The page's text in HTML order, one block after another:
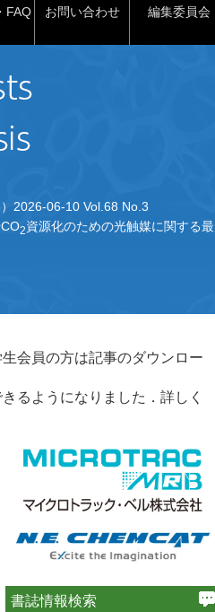
FAQ お問い合わせ 編集委員会
2026-06-10 Vol.68 No.3
2資源化のための光触媒に関する最
会員の方は記事のダウンロー
るようになりました．詳しく
書誌情報検索